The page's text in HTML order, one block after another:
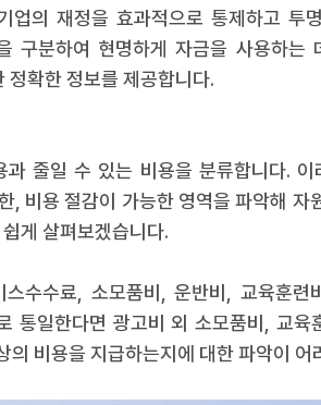
업의 재정을 효과적으로 통제하고 투
구분하여 현명하게 자금을 사용하는
정확한 정보를 제공합니다.
줄일 수 있는 비용을 분류합니다.
, 비용 절감이 가능한 영역을 파악해 자
게 살펴보겠습니다.
수수료, 소모품비, 운반비, 교육훈
통일한다면 광고비 외 소모품비, 교
의 비용을 지급하는지에 대한 파악이 어